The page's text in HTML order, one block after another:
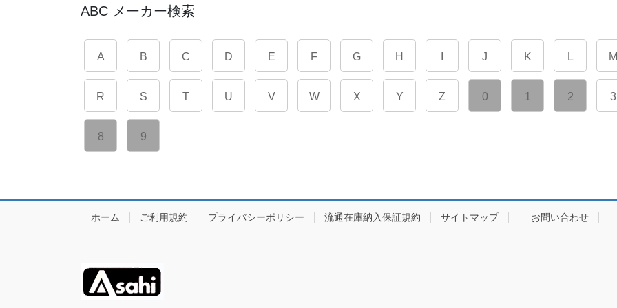
ABC メーカー検索
A B C D E F G H J K L M
R S T U V W X Y Z 0 1 2 3
8 9
ホーム ご利用規約 プライバシーポリシー 流通在庫納入保証規約 サイトマップ お問い合わせ